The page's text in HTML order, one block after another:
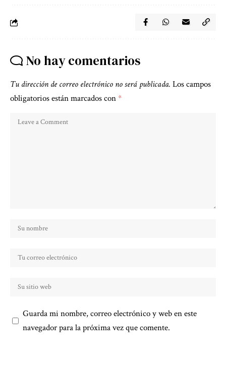
No hay comentarios
Tu dirección de correo electrónico no será publicada. Los campos
obligatorios están marcados con*
Guarda mi nombre, correo electrónico y web en este
navegador para la próxima vez que comente.